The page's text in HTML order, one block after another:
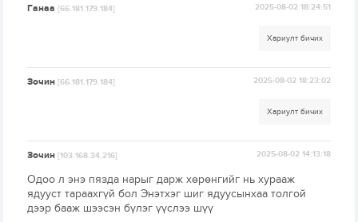
Ганаа[66.181.179.184] 2025-08-02 18:24:51
Хариулт бичих
Зочин[66.181.179.184] 2025-08-02 18:23:02
Хариулт бичих
Зочин[103.168.34.216] 2025-08-02 14:13:18
Одоо л энэ пязда нарыг дарж хөрөнгийг нь хурааж
ядууст тараахгүй бол Энэтхэг шиг ядуусынхаа толгой
дээр бааж шээсэн бүлэг үүслээ шүү